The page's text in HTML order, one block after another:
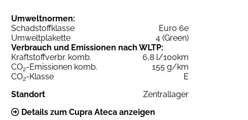
Umweltnormen:
Schadstoffklasse
Euro 6e
Umweltplakette
4 (Green)
Verbrauch und Emissionen nach WLTP:
Kraftstoffverbr. komb.
6,8 l/100km
CO2-Emissionen komb.
155 g/km
CO2-Klasse
E
Standort
Zentrallager
Details zum Cupra Ateca anzeigen